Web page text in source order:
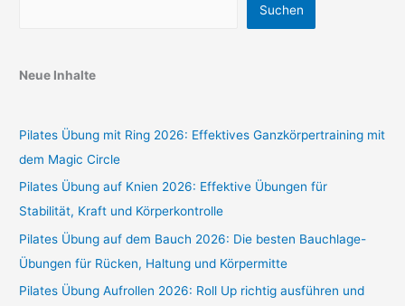
Suchen
Neue Inhalte
Pilates Übung mit Ring 2026: Effektives Ganzkörpertraining mit
dem Magic Circle
Pilates Übung auf Knien 2026: Effektive Übungen für
Stabilität, Kraft und Körperkontrolle
Pilates Übung auf dem Bauch 2026: Die besten Bauchlage-
Übungen für Rücken, Haltung und Körpermitte
Pilates Übung Aufrollen 2026: Roll Up richtig ausführen und